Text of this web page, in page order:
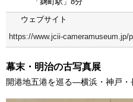
ウェブサイト
https://www.jcii-cameramuseum.jp/
幕末・明治の古写真展
開港地五港を巡る―横浜・神戸